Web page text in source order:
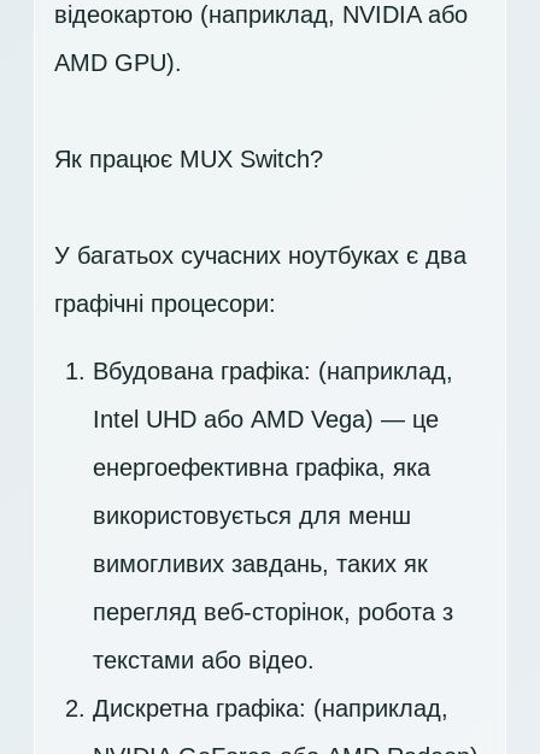
відеокартою (наприклад, NVIDIA або
AMD GPU).
Як працює MUX Switch?
У багатьох сучасних ноутбуках є два
графічні процесори:
Вбудована графіка: (наприклад,
Intel UHD або AMD Vega) — це
енергоефективна графіка, яка
використовується для менш
вимогливих завдань, таких як
перегляд веб-сторінок, робота з
текстами або відео.
Дискретна графіка: (наприклад,